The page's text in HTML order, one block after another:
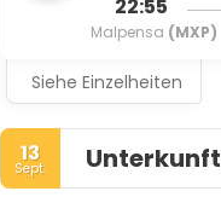
22:55
Malpensa (MXP)
Siehe Einzelheiten
13
Sept. Unterkunft